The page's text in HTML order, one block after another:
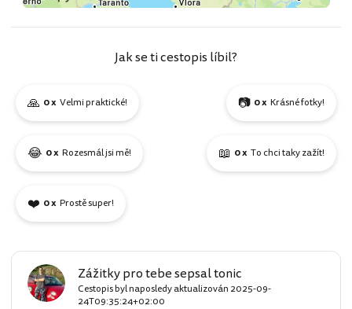
Jak se ti cestopis líbil?
🙏 0 x Velmi praktické! 📷 0 x Krásné fotky!
😂 0 x Rozesmál jsi mě! 📖 0 x To chci taky zažít!
❤️ 0 x Prostě super!
Zážitky pro tebe sepsal tonic
Cestopis byl naposledy aktualizován 2025-09-
24T09:35:24+02:00